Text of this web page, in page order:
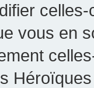
vous en